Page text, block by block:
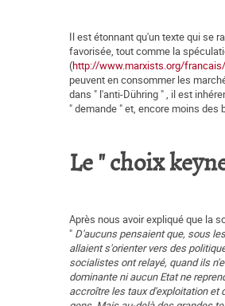
Il est étonnant qu'un texte qui se
favorisée, tout comme la
(http://www.marxists.org/
peuvent en consommer les
dans " l'anti-Dühring " , il est
" demande " et, encore moins des
Le " choix
Après nous avoir expliqué que la
" D'aucuns pensaient que, sous
allaient s'orienter vers des
socialistes ont relayé, quand ils
dominante ni aucun Etat ne
accroître les taux d'exploitation et